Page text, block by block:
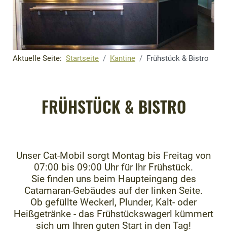
Aktuelle Seite: Startseite Kantine Frühstück & Bistro
FRÜHSTÜCK & BISTRO
Unser Cat-Mobil sorgt Montag bis Freitag von
07:00 bis 09:00 Uhr für Ihr Frühstück.
Sie finden uns beim Haupteingang des
Catamaran-Gebäudes auf der linken Seite.
Ob gefüllte Weckerl, Plunder, Kalt- oder
Heißgetränke - das Frühstückswagerl kümmert
sich um Ihren guten Start in den Tag!